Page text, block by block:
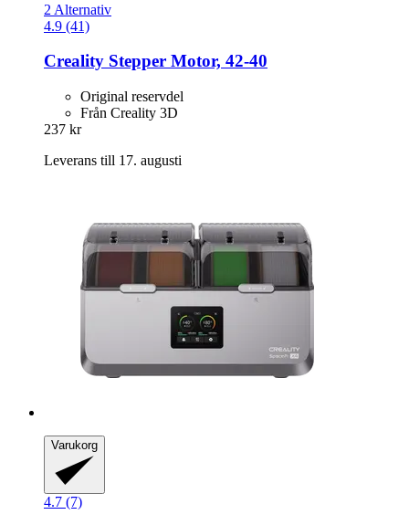
2 Alternativ
4.9 (41)
Creality Stepper Motor, 42-​40
Original reservdel
Från Creality 3D
237 kr
Leverans till 17. augusti
Varukorg
4.7 (7)